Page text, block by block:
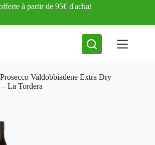
à partir de 95€ d'achat
Prosecco Valdobbiadene Extra Dry
La Tordera